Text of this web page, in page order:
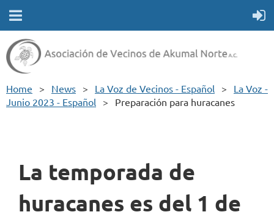
Home News La Voz de Vecinos - Español
La Voz -
Junio 2023 - Español
Preparación para huracanes
La temporada de
huracanes es del 1 de